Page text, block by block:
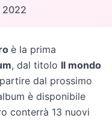
2022
è la prima
, dal titolo Il mondo
dal prossimo
è disponibile
conterrà 13 nuovi